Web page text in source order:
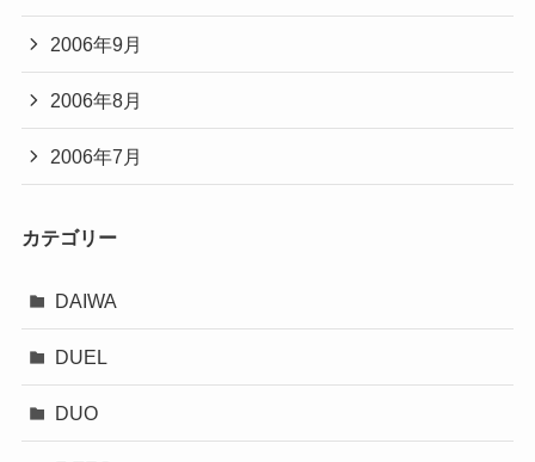
2006年9月
2006年8月
2006年7月
カテゴリー
DAIWA
DUEL
DUO